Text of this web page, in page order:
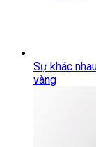
Sự khác
vàng